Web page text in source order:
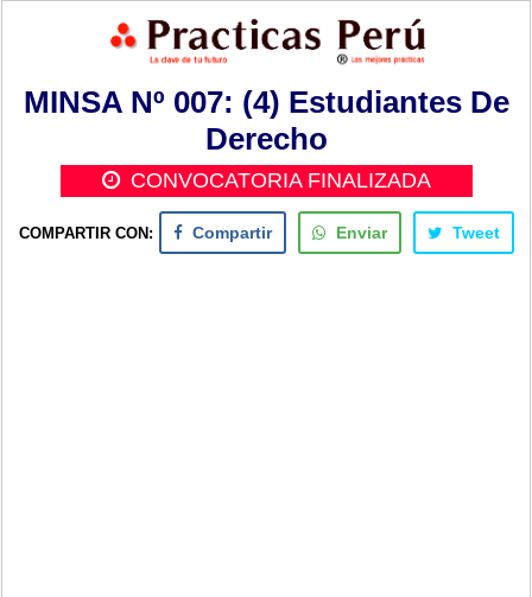
MINSA Nº 007: (4) Estudiantes De
Derecho
CONVOCATORIA FINALIZADA
COMPARTIR CON: Compartir Enviar Tweet